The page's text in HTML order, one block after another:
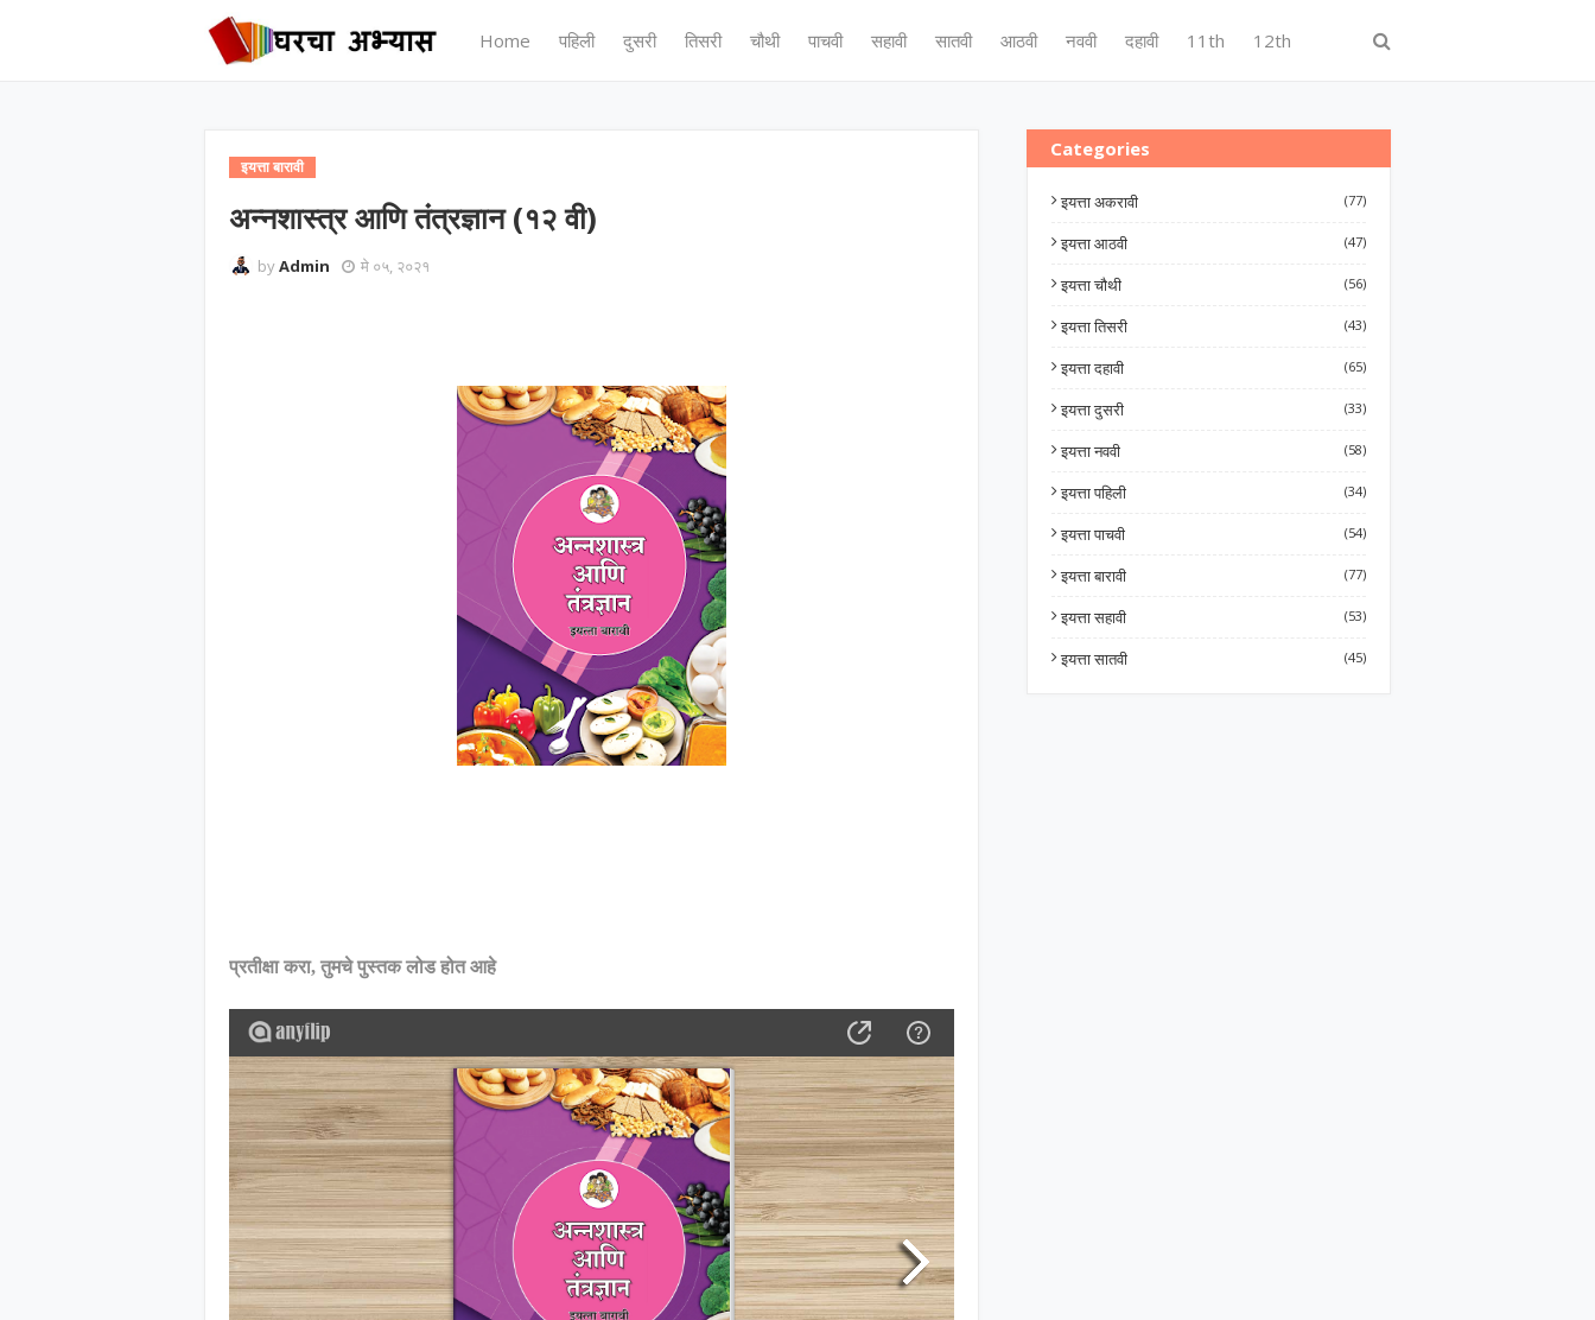
Home पहिली दुसरी तिसरी चौथी पाचवी सहावी सातवी आठवी नववी दहावी 11th 12th
इयत्ता बारावी
अन्नशास्त्र आणि तंत्रज्ञान (१२ वी)
byAdmin मे ०५, २०२१
प्रतीक्षा करा, तुमचे पुस्तक लोड होत आहे
Categories
इयत्ता अकरावी (77)
इयत्ता आठवी (47)
इयत्ता चौथी (56)
इयत्ता तिसरी (43)
इयत्ता दहावी (65)
इयत्ता दुसरी (33)
इयत्ता नववी (58)
इयत्ता पहिली (34)
इयत्ता पाचवी (54)
इयत्ता बारावी (77)
इयत्ता सहावी (53)
इयत्ता सातवी (45)